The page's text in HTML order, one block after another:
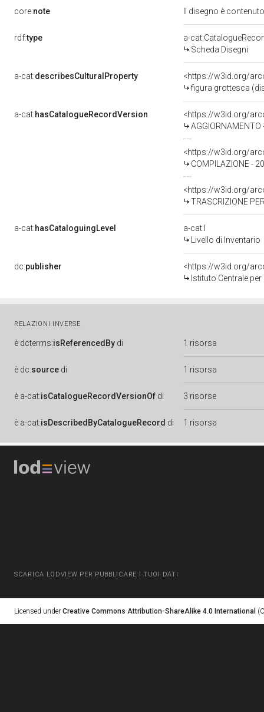
core:note Il disegno è
rdf:type
a-
Scheda Disegni
a-cat:describesCulturalProperty
<https://w3id.org/
figura grottesca
a-cat:hasCatalogueRecordVersion
<https://w3id.org/
<https://w3id.org/
COMPILAZIONE -
<https://w3id.org/
TRASCRIZIONE
a-cat:hasCataloguingLevel
a-cat:I
Livello di Inventario
dc:publisher
<https://w3id.org/
Istituto Centrale
RELAZIONI INVERSE
è dcterms:isReferencedBy di 1 risorsa
è dc:source di 1 risorsa
è a-cat:isCatalogueRecordVersionOf di 3 risorse
è a-cat:isDescribedByCatalogueRecord di 1 risorsa
SCARICA LODVIEW PER PUBBLICARE I TUOI DATI
Licensed under Creative Commons Attribution-ShareAlike 4.0 International